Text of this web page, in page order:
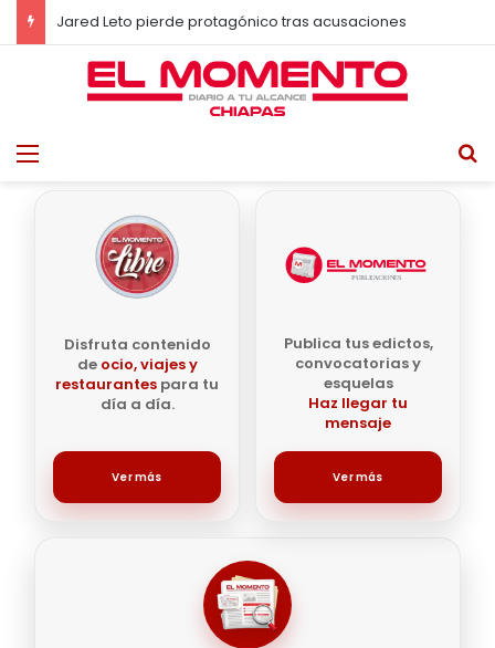
Menu
Disfruta contenido
de ocio, viajes y
restaurantes para tu
día a día.
Ver más
Publica tus edictos,
convocatorias y
esquelas
Haz llegar tu
mensaje
Ver más